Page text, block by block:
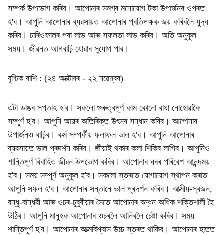
সম্পৰ্ক উপভোগ কৰিব। আপোনাৰ সমগ্ৰ মনোযোগ টকা উপাৰ্জনৰ ওপৰত
হ'ব। আপুনি আপোনাৰ ব্যৱসায়ত আপোনাৰ প্ৰতিপক্ষক জয় কৰিবলৈ যুদ্ধ
কৰিব। চাৰিওফালৰ পৰা লাভ আৰু সফলতা লাভ কৰিব। অতি অনুকূল
সময়। জীৱনত আগবাঢ়ি যোৱাৰ সুযোগ পাব।
বৃশ্চিক ৰাশি : (২৪ অক্টোবৰ - ২২ নৱেম্বৰ)
এটা ডাঙৰ সপ্তাহ হ'ব। সকলো গুৰুত্বপূৰ্ণ কাম কোনো বাধা নোহোৱাকৈ
সম্পূৰ্ণ হ'ব। আপুনি আয়ৰ অতিৰিক্ত উৎসৰ সন্ধান কৰিব। আপোনাৰ
উপাৰ্জনও বাঢ়িব। কৰ্ম সম্পৰ্কীয় ফলাফল ভাল হ'ব। আপুনি আপোনাৰ
ব্যৱসায়ত ভাল প্ৰদৰ্শন কৰিব। জীয়াই থকাৰ কলা শিকিব লাগিব। আপুনিও
শান্তিপূৰ্ণ বিবাহিত জীৱন উপভোগ কৰিব। আপোনাৰ ঘৰৰ পৰিবেশ আনন্দময়
হ'ব। সময় সম্পূৰ্ণ অনুকূল হ'ব। সকলো স্তৰতে যোগাযোগ স্থাপন কৰাত
আপুনি সফল হ'ব। আপোনাৰ সন্তানে ভাল প্ৰদৰ্শন কৰিব। আত্মীয়-স্বজন,
বন্ধু-বান্ধৱী আৰু ওচৰ-চুবুৰীয়াৰ সৈতে আপোনাৰ বন্ধন অধিক শক্তিশালী হৈ
উঠিব। আপুনি মানুহক আপোনাৰ ওচৰলৈ আনিবলৈ চেষ্টা কৰিব। সময়
শান্তিপূৰ্ণ হ'ব। আপোনাৰ আত্মবিশ্বাস উচ্চ স্তৰত থাকিব। আপোনাৰ হাতত